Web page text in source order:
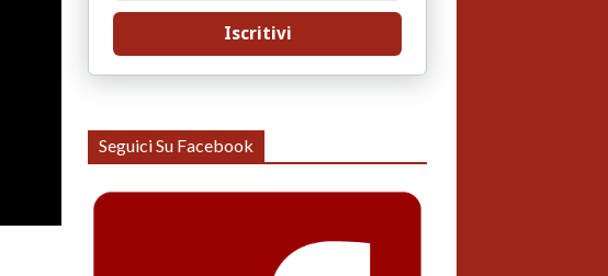
Iscritivi
Seguici Su Facebook